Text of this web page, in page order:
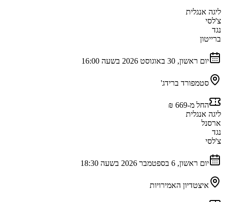
ליגה אנגלית
צ'לסי
נגד
ברייטון
יום ראשון, 30 באוגוסט 2026 בשעה 16:00
סטמפורד ברידג'
החל מ-‏669 ‏₪
ליגה אנגלית
ארסנל
נגד
צ'לסי
יום ראשון, 6 בספטמבר 2026 בשעה 18:30
איצטדיון האמירויות